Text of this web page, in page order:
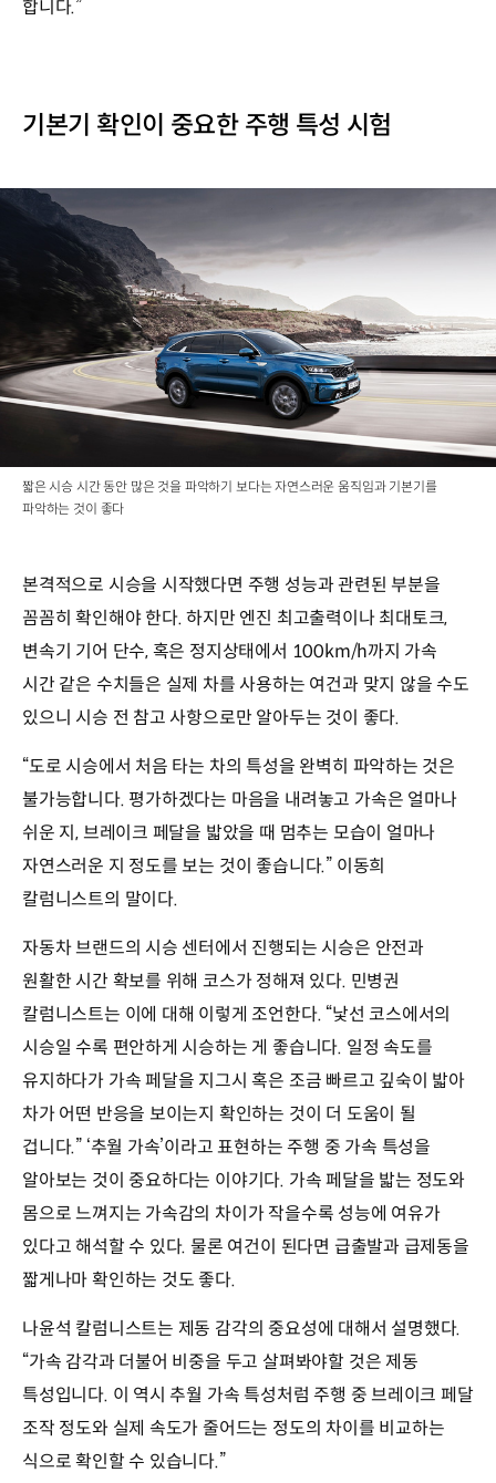
합니다.”
기본기 확인이 중요한 주행 특성 시험
짧은 시승 시간 동안 많은 것을 파악하기 보다는 자연스러운 움직임과 기본기를
파악하는 것이 좋다
본격적으로 시승을 시작했다면 주행 성능과 관련된 부분을
꼼꼼히 확인해야 한다. 하지만 엔진 최고출력이나 최대토크,
변속기 기어 단수, 혹은 정지상태에서 100km/h까지 가속
시간 같은 수치들은 실제 차를 사용하는 여건과 맞지 않을 수도
있으니 시승 전 참고 사항으로만 알아두는 것이 좋다.
“도로 시승에서 처음 타는 차의 특성을 완벽히 파악하는 것은
불가능합니다. 평가하겠다는 마음을 내려놓고 가속은 얼마나
쉬운 지, 브레이크 페달을 밟았을 때 멈추는 모습이 얼마나
자연스러운 지 정도를 보는 것이 좋습니다.” 이동희
칼럼니스트의 말이다.
자동차 브랜드의 시승 센터에서 진행되는 시승은 안전과
원활한 시간 확보를 위해 코스가 정해져 있다. 민병권
칼럼니스트는 이에 대해 이렇게 조언한다. “낯선 코스에서의
시승일 수록 편안하게 시승하는 게 좋습니다. 일정 속도를
유지하다가 가속 페달을 지그시 혹은 조금 빠르고 깊숙이 밟아
차가 어떤 반응을 보이는지 확인하는 것이 더 도움이 될
겁니다.” ‘추월 가속’이라고 표현하는 주행 중 가속 특성을
알아보는 것이 중요하다는 이야기다. 가속 페달을 밟는 정도와
몸으로 느껴지는 가속감의 차이가 작을수록 성능에 여유가
있다고 해석할 수 있다. 물론 여건이 된다면 급출발과 급제동을
짧게나마 확인하는 것도 좋다.
나윤석 칼럼니스트는 제동 감각의 중요성에 대해서 설명했다.
“가속 감각과 더불어 비중을 두고 살펴봐야할 것은 제동
특성입니다. 이 역시 추월 가속 특성처럼 주행 중 브레이크 페달
조작 정도와 실제 속도가 줄어드는 정도의 차이를 비교하는
식으로 확인할 수 있습니다.”